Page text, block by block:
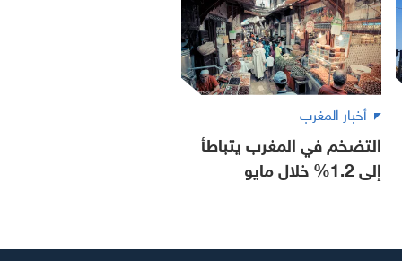
أخبار المغرب
التضخم في المغرب يتباطأ
إلى 1.2% خلال مايو